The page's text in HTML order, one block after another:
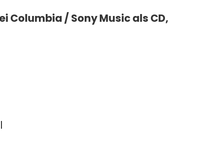
Columbia / Sony Music als CD,